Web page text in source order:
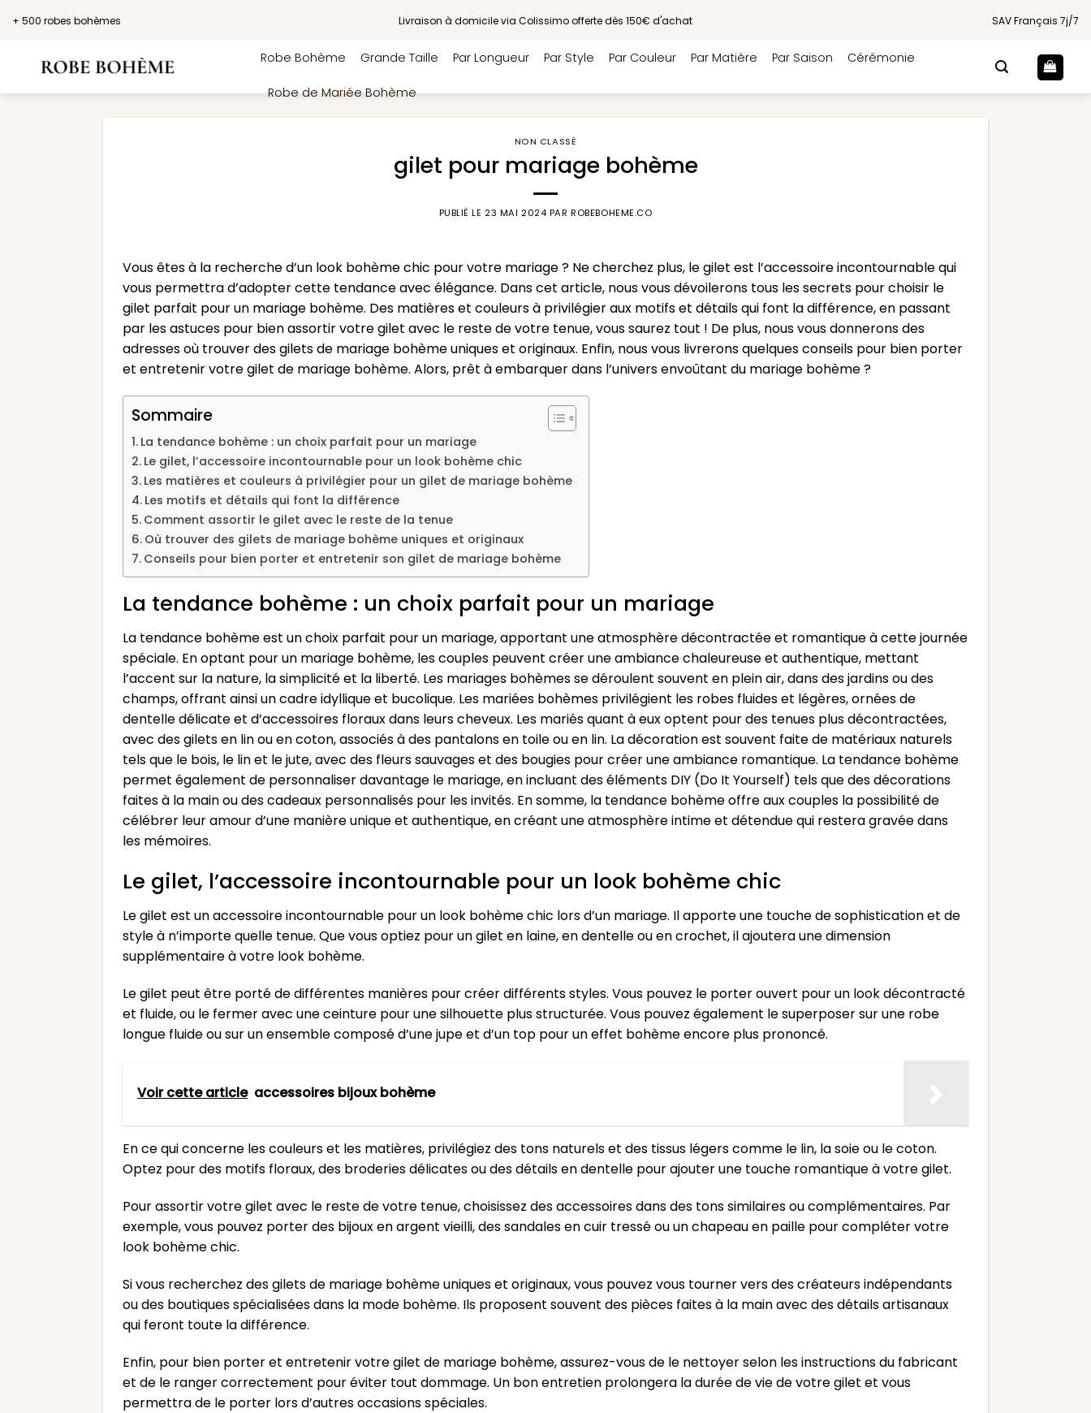
+ 500 robes bohèmes Livraison à domicile via Colissimo offerte dès 150€ d'achat SAV Français 7j/7
Robe Bohème Grande Taille Par Longueur Par Style Par Couleur Par Matière Par Saison Cérémonie
Robe de Mariée Bohème
NON CLASSÉ
gilet pour mariage bohème
PUBLIÉ LE 23 MAI 2024 PARROBEBOHEME.CO
Vous êtes à la recherche d’un look bohème chic pour votre mariage ? Ne cherchez plus, le gilet est l’accessoire incontournable qui
vous permettra d’adopter cette tendance avec élégance. Dans cet article, nous vous dévoilerons tous les secrets pour choisir le
gilet parfait pour un mariage bohème. Des matières et couleurs à privilégier aux motifs et détails qui font la différence, en passant
par les astuces pour bien assortir votre gilet avec le reste de votre tenue, vous saurez tout ! De plus, nous vous donnerons des
adresses où trouver des gilets de mariage bohème uniques et originaux. Enfin, nous vous livrerons quelques conseils pour bien porter
et entretenir votre gilet de mariage bohème. Alors, prêt à embarquer dans l’univers envoûtant du mariage bohème ?
Sommaire
La tendance bohème : un choix parfait pour un mariage
Le gilet, l’accessoire incontournable pour un look bohème chic
Les matières et couleurs à privilégier pour un gilet de mariage bohème
Les motifs et détails qui font la différence
Comment assortir le gilet avec le reste de la tenue
Où trouver des gilets de mariage bohème uniques et originaux
Conseils pour bien porter et entretenir son gilet de mariage bohème
La tendance bohème : un choix parfait pour un mariage
La tendance bohème est un choix parfait pour un mariage, apportant une atmosphère décontractée et romantique à cette journée
spéciale. En optant pour un mariage bohème, les couples peuvent créer une ambiance chaleureuse et authentique, mettant
l’accent sur la nature, la simplicité et la liberté. Les mariages bohèmes se déroulent souvent en plein air, dans des jardins ou des
champs, offrant ainsi un cadre idyllique et bucolique. Les mariées bohèmes privilégient les robes fluides et légères, ornées de
dentelle délicate et d’accessoires floraux dans leurs cheveux. Les mariés quant à eux optent pour des tenues plus décontractées,
avec des gilets en lin ou en coton, associés à des pantalons en toile ou en lin. La décoration est souvent faite de matériaux naturels
tels que le bois, le lin et le jute, avec des fleurs sauvages et des bougies pour créer une ambiance romantique. La tendance bohème
permet également de personnaliser davantage le mariage, en incluant des éléments DIY (Do It Yourself) tels que des décorations
faites à la main ou des cadeaux personnalisés pour les invités. En somme, la tendance bohème offre aux couples la possibilité de
célébrer leur amour d’une manière unique et authentique, en créant une atmosphère intime et détendue qui restera gravée dans
les mémoires.
Le gilet, l’accessoire incontournable pour un look bohème chic
Le gilet est un accessoire incontournable pour un look bohème chic lors d’un mariage. Il apporte une touche de sophistication et de
style à n’importe quelle tenue. Que vous optiez pour un gilet en laine, en dentelle ou en crochet, il ajoutera une dimension
supplémentaire à votre look bohème.
Le gilet peut être porté de différentes manières pour créer différents styles. Vous pouvez le porter ouvert pour un look décontracté
et fluide, ou le fermer avec une ceinture pour une silhouette plus structurée. Vous pouvez également le superposer sur une robe
longue fluide ou sur un ensemble composé d’une jupe et d’un top pour un effet bohème encore plus prononcé.
Voir cette article accessoires bijoux bohème
En ce qui concerne les couleurs et les matières, privilégiez des tons naturels et des tissus légers comme le lin, la soie ou le coton.
Optez pour des motifs floraux, des broderies délicates ou des détails en dentelle pour ajouter une touche romantique à votre gilet.
Pour assortir votre gilet avec le reste de votre tenue, choisissez des accessoires dans des tons similaires ou complémentaires. Par
exemple, vous pouvez porter des bijoux en argent vieilli, des sandales en cuir tressé ou un chapeau en paille pour compléter votre
look bohème chic.
Si vous recherchez des gilets de mariage bohème uniques et originaux, vous pouvez vous tourner vers des créateurs indépendants
ou des boutiques spécialisées dans la mode bohème. Ils proposent souvent des pièces faites à la main avec des détails artisanaux
qui feront toute la différence.
Enfin, pour bien porter et entretenir votre gilet de mariage bohème, assurez-vous de le nettoyer selon les instructions du fabricant
et de le ranger correctement pour éviter tout dommage. Un bon entretien prolongera la durée de vie de votre gilet et vous
permettra de le porter lors d’autres occasions spéciales.